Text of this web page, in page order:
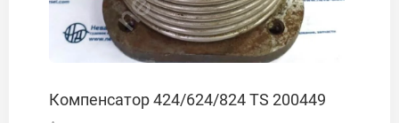
Компенсатор 424/624/824 TS 200449